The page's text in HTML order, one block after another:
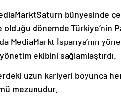
bünyesinde
olduğu dönemde Türkiye’nin
MediaMarkt İspanya’nın
ekibini sağlamlaştırdı.
uzun kariyeri boyunca
mezunudur.